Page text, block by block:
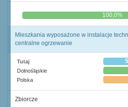
0,0% 100,0%
Mieszkania wyposażone w instalacje
centralne ogrzewanie
Tutaj
Dolnośląskie
Polska
Zbiorcze